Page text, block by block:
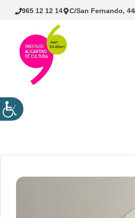
Saltar
965 12 12 14 C/San Fernando, 44